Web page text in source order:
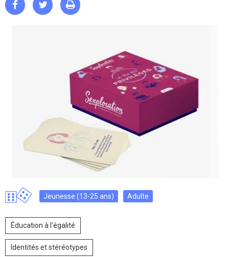
  
Jeunesse (13-25 ans) Adulte
Éducation à l'égalité
Identités et stéréotypes